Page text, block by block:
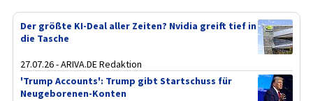
Der größte KI-Deal aller Zeiten? Nvidia greift tief in
die Tasche
27.07.26 - ARIVA.DE Redaktion
'Trump Accounts': Trump gibt Startschuss für
Neugeborenen-Konten